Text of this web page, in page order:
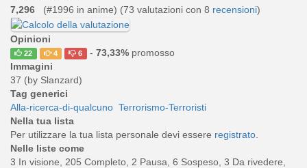
7,296
(#1996 in anime) (73 valutazioni con 8 recensioni)
Opinioni
22 4 6 - 73,33%promosso
Immagini
37 (by Slanzard)
Tag generici
Alla-ricerca-di-qualcuno Terrorismo-Terroristi
Nella tua lista
Per utilizzare la tua lista personale devi essere registrato
Nelle liste come
3 In visione, 205 Completo, 2 Pausa, 6 Sospeso, 3 Da rivedere,